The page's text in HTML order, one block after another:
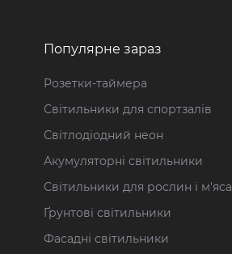
Популярне зараз
Розетки-таймера
Світильники для спортзалів
Світлодіодний неон
Акумуляторні світильники
Світильники для рослин і м'яса
Ґрунтові світильники
Фасадні світильники